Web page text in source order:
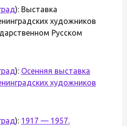
): Выставка
художников
Русском
): Осенняя выставка
художников
): 1917 — 1957.